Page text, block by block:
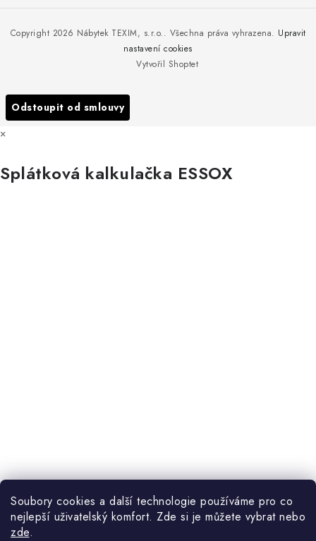
Soubory cookies a další technologie používáme pro co
nejlepší uživatelský komfort. Zde si je můžete vybrat nebo
zde.
Doprava nábytku k Vám
Reklamace
Nákup na splátky ESSOX
to!
Nakupujte zahradní nábytek i v zimě
Podzimní očista a úklid zahradního nábytku
Vytvořil Shoptet
Copyright 2026 Nábytek TEXIM, s.r.o.. Všechna práva vyhrazena. Upravit
nastavení cookies
Odstoupit od smlouvy
×
Splátková kalkulačka ESSOX